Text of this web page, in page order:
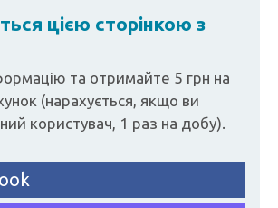
цією сторінкою з
та отримайте 5 грн на
(нарахується, якщо ви
користувач, 1 раз на добу).